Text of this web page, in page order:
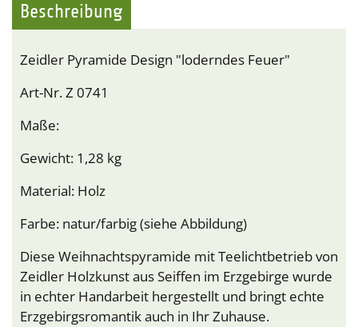
Beschreibung
Zeidler Pyramide Design "loderndes Feuer"
Art-Nr. Z 0741
Maße:
Gewicht: 1,28 kg
Material: Holz
Farbe: natur/farbig (siehe Abbildung)
Diese Weihnachtspyramide mit Teelichtbetrieb von
Zeidler Holzkunst aus Seiffen im Erzgebirge wurde
in echter Handarbeit hergestellt und bringt echte
Erzgebirgsromantik auch in Ihr Zuhause.